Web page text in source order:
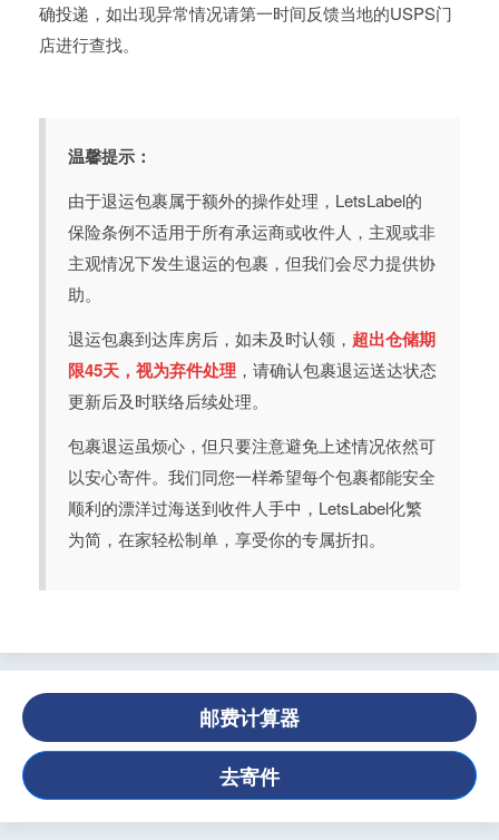
确投递，如出现异常情况请第一时间反馈当地的USPS门
店进行查找。
温馨提示：
由于退运包裹属于额外的操作处理，LetsLabel的
保险条例不适用于所有承运商或收件人，主观或非
主观情况下发生退运的包裹，但我们会尽力提供协
助。
退运包裹到达库房后，如未及时认领， 超出仓储期
限45天，视为弃件处理 ，请确认包裹退运送达状态
更新后及时联络后续处理。
包裹退运虽烦心，但只要注意避免上述情况依然可
以安心寄件。我们同您一样希望每个包裹都能安全
顺利的漂洋过海送到收件人手中，LetsLabel化繁
为简，在家轻松制单，享受你的专属折扣。
邮费计算器
去寄件